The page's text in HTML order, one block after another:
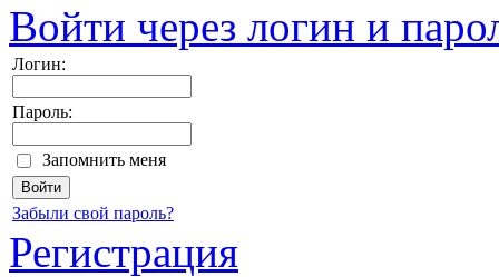
Войти через логин и
Логин:
Пароль:
Запомнить меня
Забыли свой пароль?
Регистрация